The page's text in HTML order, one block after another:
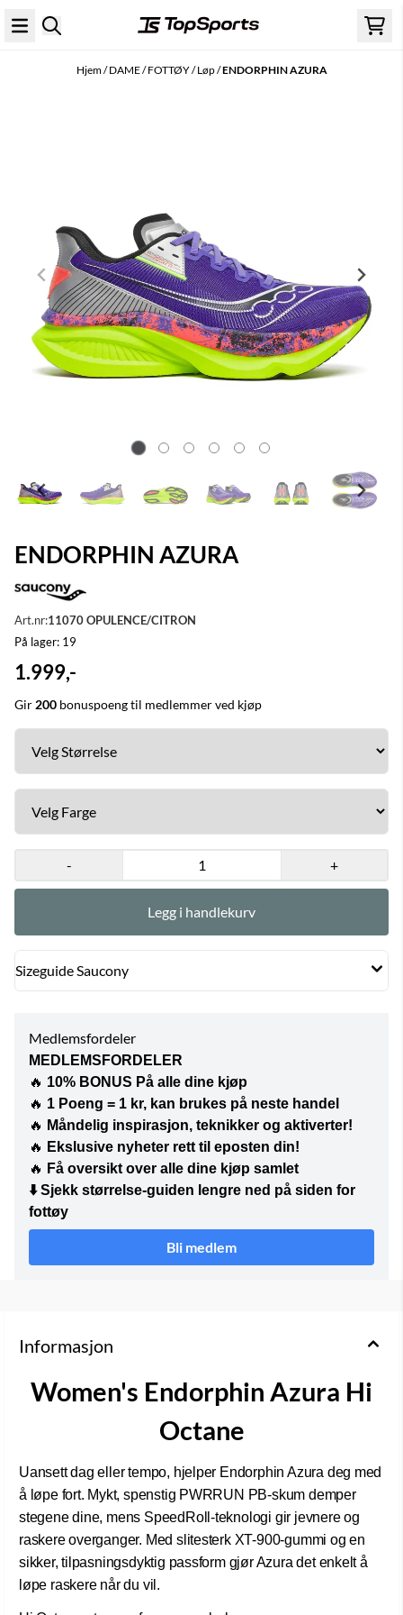
Hopp til innhold
Hjem/DAME/FOTTØY/Løp/ENDORPHIN AZURA
ENDORPHIN AZURA
Art.nr:11070 OPULENCE/CITRON
På lager: 19
1.999,-
Gir 200 bonuspoeng til medlemmer ved kjøp
- +
Legg i handlekurv
Sizeguide Saucony
Medlemsfordeler
MEDLEMSFORDELER
🔥 10% BONUS På alle dine kjøp
🔥 1 Poeng = 1 kr, kan brukes på neste handel
🔥 Måndelig inspirasjon, teknikker og aktiverter!
🔥 Ekslusive nyheter rett til eposten din!
🔥 Få oversikt over alle dine kjøp samlet
⬇️Sjekk størrelse-guiden lengre ned på siden for
fottøy
Bli medlem
Informasjon
Women's Endorphin Azura Hi
Octane
Uansett dag eller tempo, hjelper Endorphin Azura deg med
å løpe fort. Mykt, spenstig PWRRUN PB-skum demper
stegene dine, mens SpeedRoll-teknologi gir jevnere og
raskere overganger. Med slitesterk XT-900-gummi og en
sikker, tilpasningsdyktig passform gjør Azura det enkelt å
løpe raskere når du vil.